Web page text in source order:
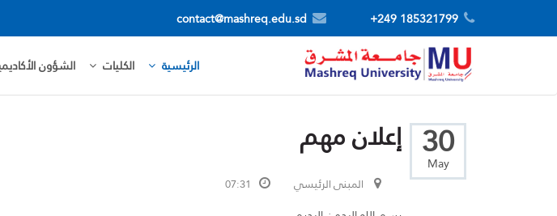
185321799 249+
contact@mashreq.edu.sd
الرئيسية الكليات الشؤون
30
May
إعلان مهم
المبنى الرئيسي 07:31